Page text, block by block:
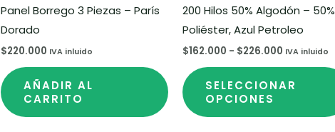
Panel Borrego 3 Piezas – París
Dorado
$220.000 IVA inluido
AÑADIR AL
CARRITO
200 Hilos 50% Algodón – 50%
Poliéster, Azul Petroleo
$162.000 - $226.000 IVA inluido
SELECCIONAR
OPCIONES